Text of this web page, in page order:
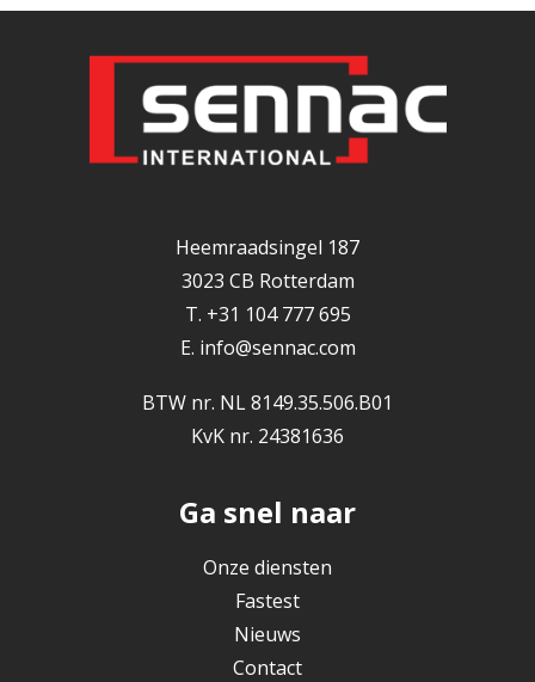
Heemraadsingel 187
3023 CB Rotterdam
T. +31 104 777 695
E. info@sennac.com
BTW nr. NL 8149.35.506.B01
KvK nr. 24381636
Ga snel naar
Onze diensten
Fastest
Nieuws
Contact